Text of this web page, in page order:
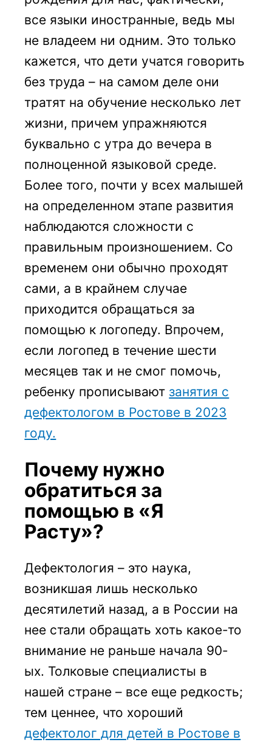
все языки иностранные, ведь мы
не владеем ни одним. Это только
кажется, что дети учатся говорить
без труда – на самом деле они
тратят на обучение несколько лет
жизни, причем упражняются
буквально с утра до вечера в
полноценной языковой среде.
Более того, почти у всех малышей
на определенном этапе развития
наблюдаются сложности с
правильным произношением. Со
временем они обычно проходят
сами, а в крайнем случае
приходится обращаться за
помощью к логопеду. Впрочем,
если логопед в течение шести
месяцев так и не смог помочь,
ребенку прописывают занятия с
дефектологом в Ростове в 2023
году.
Почему нужно
обратиться за
помощью в «Я
Расту»?
Дефектология – это наука,
возникшая лишь несколько
десятилетий назад, а в России на
нее стали обращать хоть какое-то
внимание не раньше начала 90-
ых. Толковые специалисты в
нашей стране – все еще редкость;
тем ценнее, что хороший
дефектолог для детей в Ростове в